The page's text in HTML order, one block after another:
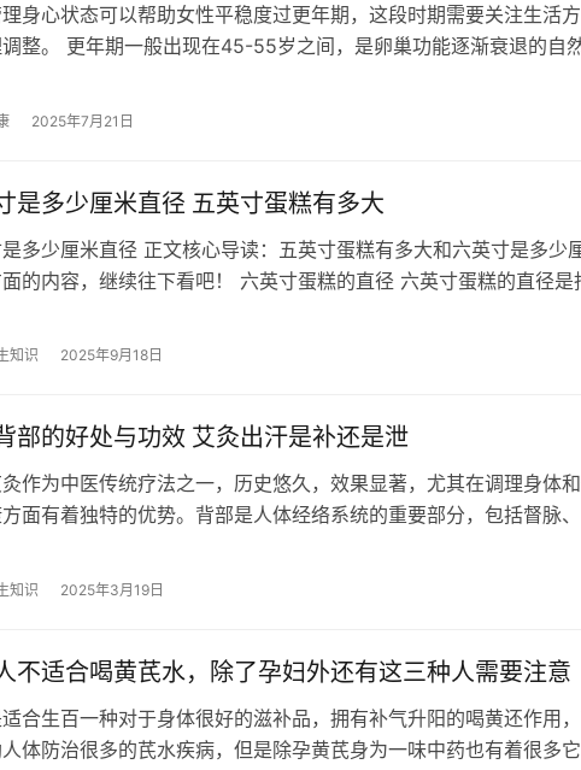
身心状态可以帮助女性平稳度过更年期，这段时期需要关注生活
整。 更年期一般出现在45-55岁之间，是卵巢功能逐渐衰退的自
2025年7月21日
是多少厘米直径 五英寸蛋糕有多大
多少厘米直径 正文核心导读：五英寸蛋糕有多大和六英寸是多少
的内容，继续往下看吧！ 六英寸蛋糕的直径 六英寸蛋糕的直径是
知识 2025年9月18日
部的好处与功效 艾灸出汗是补还是泄
为中医传统疗法之一，历史悠久，效果显著，尤其在调理身体
面有着独特的优势。背部是人体经络系统的重要部分，包括督脉、
知识 2025年3月19日
不适合喝黄芪水，除了孕妇外还有这三种人需要注意
合生百一种对于身体很好的滋补品，拥有补气升阳的喝黄还作用
体防治很多的芪水疾病，但是除孕黄芪身为一味中药也有着很多它